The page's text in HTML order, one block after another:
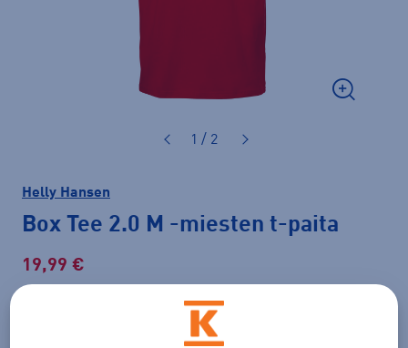
1 / 2
Helly Hansen
Box Tee 2.0 M -miesten t-paita
19,99 €
Lisätietoa